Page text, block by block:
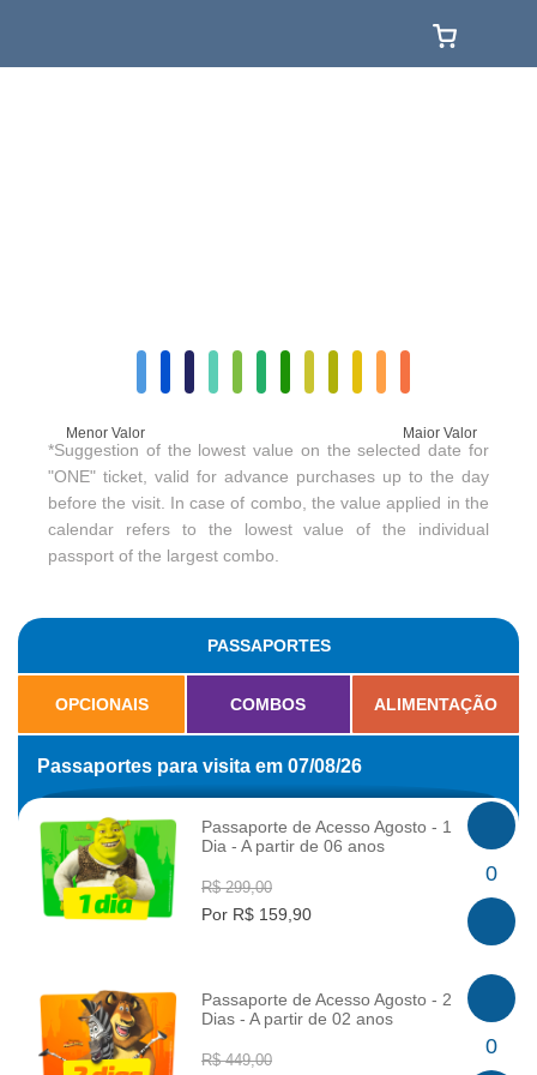
Menor Valor Maior Valor
*Suggestion of the lowest value on the selected date for
"ONE" ticket, valid for advance purchases up to the day
before the visit. In case of combo, the value applied in the
calendar refers to the lowest value of the individual
passport of the largest combo.
PASSAPORTES
OPCIONAIS COMBOS ALIMENTAÇÃO
Passaportes para visita em 07/08/26
INFO
Passaporte de Acesso Agosto - 1
Dia - A partir de 06 anos
R$ 299,00
Por R$ 159,90
0
INFO
Passaporte de Acesso Agosto - 2
Dias - A partir de 02 anos
R$ 449,00
0